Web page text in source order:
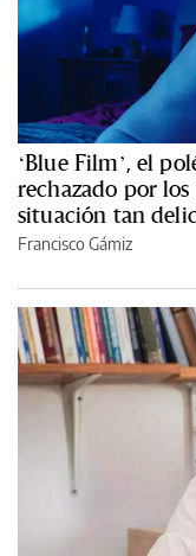
‘Blue Film’, el
rechazado por los
situación tan
Francisco Gámiz